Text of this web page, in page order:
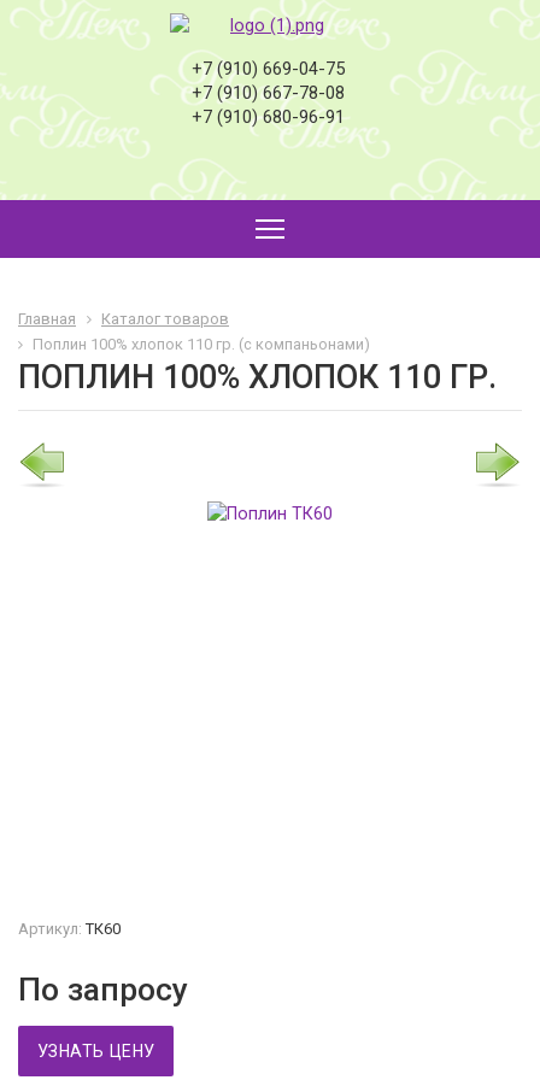
+7 (910) 669-04-75
+7 (910) 667-78-08
+7 (910) 680-96-91
Главная
Каталог товаров
Поплин 100% хлопок 110 гр. (с компаньонами)
ПОПЛИН 100% ХЛОПОК 110 ГР.
Артикул: ТК60
По запросу
УЗНАТЬ ЦЕНУ